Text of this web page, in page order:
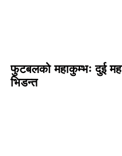
फुटबलको महाकुम्भः दुई
भिडन्त